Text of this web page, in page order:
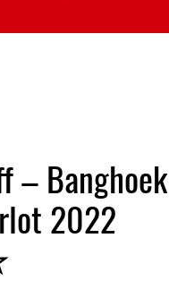
– Banghoek
2022